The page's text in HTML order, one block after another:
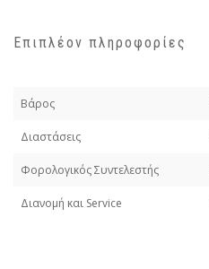
Επιπλέον πληροφορίες
Βάρος
Διαστάσεις
Φορολογικός Συντελεστής
Διανομή και Service